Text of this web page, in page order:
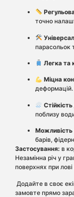
точно
парасольок
Легка та
Міцна
деформацій.
Стійкість
поблизу
Можливість
барів,
Застосування: в
Незамінна річ у
поверхнях при
Додайте в своє
замовте прямо